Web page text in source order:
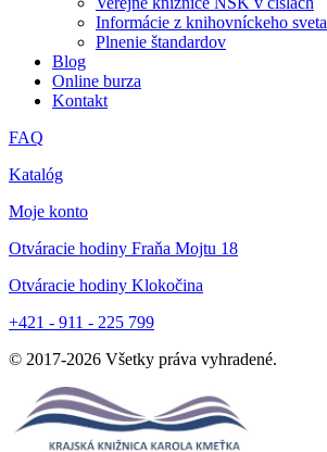
Informácie z knihovníckeho sveta
Plnenie štandardov
Blog
Online burza
Kontakt
FAQ
Katalóg
Moje konto
Otváracie hodiny Fraňa Mojtu 18
Otváracie hodiny Klokočina
+421 - 911 - 225 799
© 2017-2026 Všetky práva vyhradené.